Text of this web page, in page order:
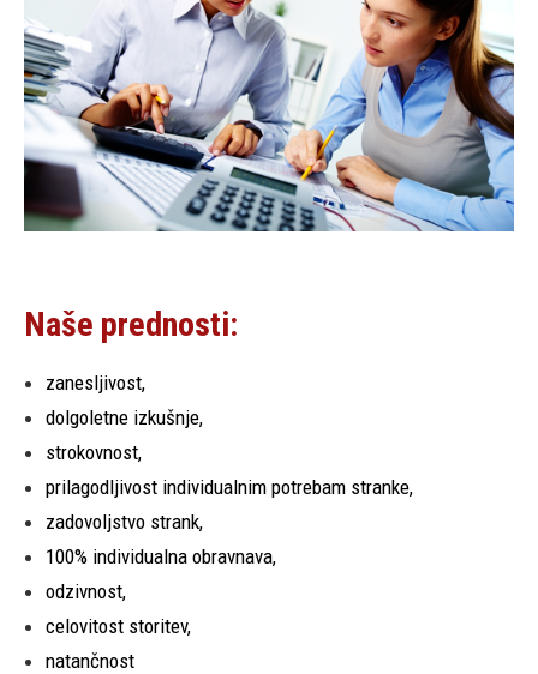
Naše prednosti:
zanesljivost,
dolgoletne izkušnje,
strokovnost,
prilagodljivost individualnim potrebam stranke,
zadovoljstvo strank,
100% individualna obravnava,
odzivnost,
celovitost storitev,
natančnost